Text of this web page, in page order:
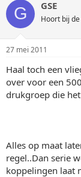
G GSE
Hoort bij
27 mei 2011
Haal toch een
over voor een
drukgroep die
Alles op maat
regel..Dan serie
koppelingen laat